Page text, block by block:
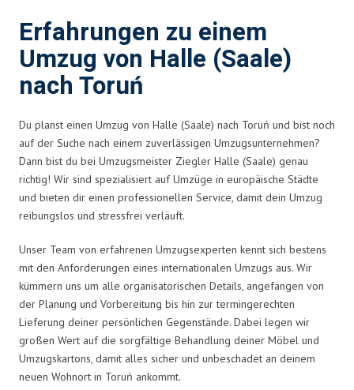
Erfahrungen zu einem
Umzug von Halle (Saale)
nach Toruń
Du planst einen Umzug von Halle (Saale) nach Toruń und bist noch
auf der Suche nach einem zuverlässigen Umzugsunternehmen?
Dann bist du bei Umzugsmeister Ziegler Halle (Saale) genau
richtig! Wir sind spezialisiert auf Umzüge in europäische Städte
und bieten dir einen professionellen Service, damit dein Umzug
reibungslos und stressfrei verläuft.
Unser Team von erfahrenen Umzugsexperten kennt sich bestens
mit den Anforderungen eines internationalen Umzugs aus. Wir
kümmern uns um alle organisatorischen Details, angefangen von
der Planung und Vorbereitung bis hin zur termingerechten
Lieferung deiner persönlichen Gegenstände. Dabei legen wir
großen Wert auf die sorgfältige Behandlung deiner Möbel und
Umzugskartons, damit alles sicher und unbeschadet an deinem
neuen Wohnort in Toruń ankommt.